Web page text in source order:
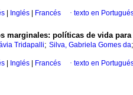
Inglés Francés · texto en
marginales: políticas de vida
Tridapalli; Silva, Gabriela Gomes da;
Inglés Francés · texto en